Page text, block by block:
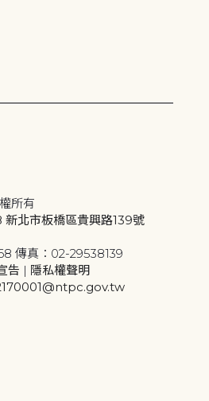
所有
北市板橋區貴興路139號
傳真：02-29538139
告 | 隱私權聲明